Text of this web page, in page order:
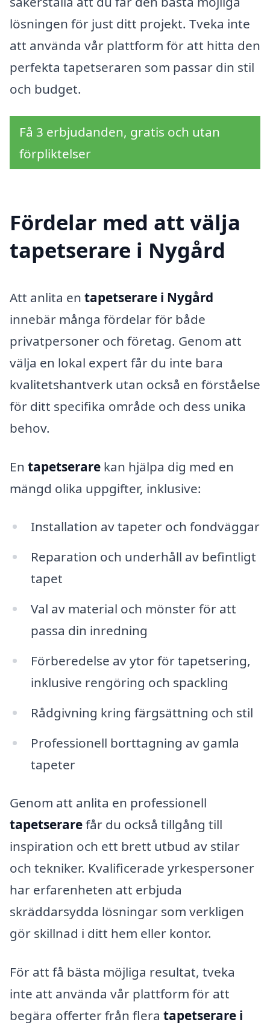
lösningen för just ditt projekt. Tveka inte
att använda vår plattform för att hitta den
perfekta tapetseraren som passar din stil
och budget.
Få 3 erbjudanden, gratis och utan
förpliktelser
Fördelar med att välja
tapetserare i Nygård
Att anlita en tapetserare i Nygård
innebär många fördelar för både
privatpersoner och företag. Genom att
välja en lokal expert får du inte bara
kvalitetshantverk utan också en förståelse
för ditt specifika område och dess unika
behov.
En tapetserare kan hjälpa dig med en
mängd olika uppgifter, inklusive:
Installation av tapeter och fondväggar
Reparation och underhåll av befintligt
tapet
Val av material och mönster för att
passa din inredning
Förberedelse av ytor för tapetsering,
inklusive rengöring och spackling
Rådgivning kring färgsättning och stil
Professionell borttagning av gamla
tapeter
Genom att anlita en professionell
tapetserarefår du också tillgång till
inspiration och ett brett utbud av stilar
och tekniker. Kvalificerade yrkespersoner
har erfarenheten att erbjuda
skräddarsydda lösningar som verkligen
gör skillnad i ditt hem eller kontor.
För att få bästa möjliga resultat, tveka
inte att använda vår plattform för att
begära offerter från flera tapetserare i